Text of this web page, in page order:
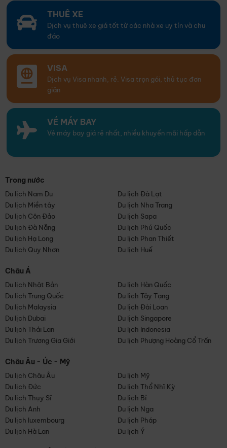
THUÊ XE
Dịch vụ thuê xe giá tốt từ các nhà xe uy tín và chu
đáo
VISA
Dịch vụ Visa nhanh, rẻ. Visa trọn gói, thủ tục đơn
giản
VÉ MÁY BAY
Vé máy bay giá rẻ nhất, nhiều khuyến mãi hấp dẫn
Trong nước
Du lịch Nam Du
Du lịch Đà Lạt
Du lịch Miền tây
Du lịch Nha Trang
Du lịch Côn Đảo
Du lịch Sapa
Du lịch Đà Nẵng
Du lịch Phú Quốc
Du lịch Hạ Long
Du lịch Phan Thiết
Du lịch Quy Nhơn
Du lịch Huế
Châu Á
Du lịch Nhật Bản
Du lịch Hàn Quốc
Du lịch Trung Quốc
Du lịch Tây Tạng
Du lịch Malaysia
Du lịch Đài Loan
Du lịch Dubai
Du lịch Singapore
Du lịch Thái Lan
Du lịch Indonesia
Du lịch Trương Gia Giới
Du lịch Phượng Hoàng Cổ Trấn
Châu Âu - Úc - Mỹ
Du lịch Châu Âu
Du lịch Mỹ
Du lịch Đức
Du lịch Thổ Nhĩ Kỳ
Du lịch Thụy Sĩ
Du lịch Bỉ
Du lịch Anh
Du lịch Nga
Du lịch luxembourg
Du lịch Pháp
Du lịch Hà Lan
Du lịch Ý